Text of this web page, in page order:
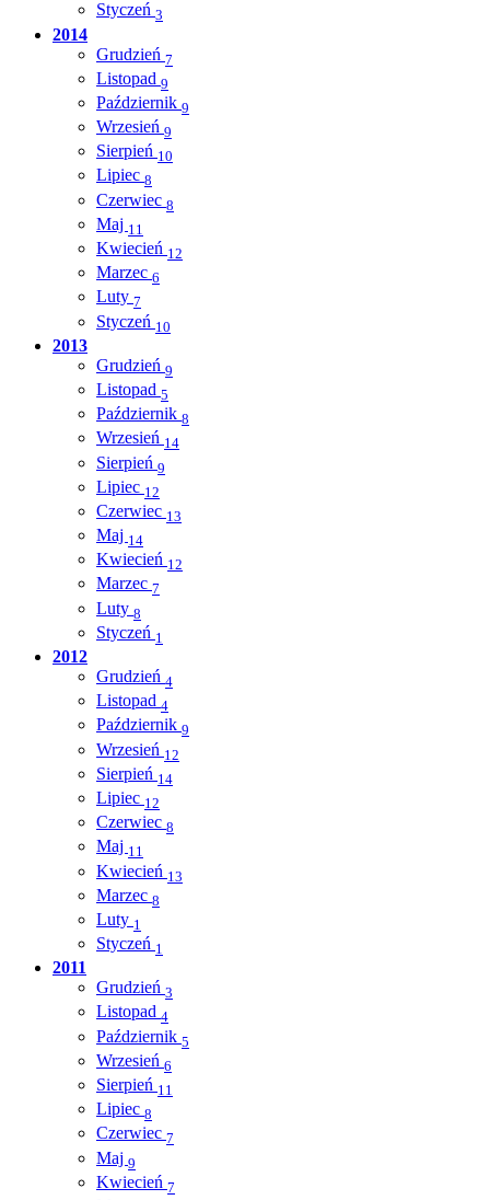
Styczeń 3
2014
Grudzień 7
Listopad 9
Październik 9
Wrzesień 9
Sierpień 10
Lipiec 8
Czerwiec 8
Maj 11
Kwiecień 12
Marzec 6
Luty 7
Styczeń 10
2013
Grudzień 9
Listopad 5
Październik 8
Wrzesień 14
Sierpień 9
Lipiec 12
Czerwiec 13
Maj 14
Kwiecień 12
Marzec 7
Luty 8
Styczeń 1
2012
Grudzień 4
Listopad 4
Październik 9
Wrzesień 12
Sierpień 14
Lipiec 12
Czerwiec 8
Maj 11
Kwiecień 13
Marzec 8
Luty 1
Styczeń 1
2011
Grudzień 3
Listopad 4
Październik 5
Wrzesień 6
Sierpień 11
Lipiec 8
Czerwiec 7
Maj 9
Kwiecień 7